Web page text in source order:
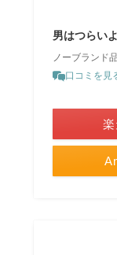
男はつらい
ノーブランド品
口コミを見